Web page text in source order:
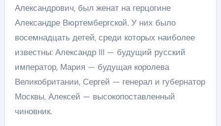
Александрович, был женат на герцогине
Александре Вюртембергской. У них было
восемнадцать детей, среди которых наиболее
известны: Александр III — будущий русский
император, Мария — будущая королева
Великобритании, Сергей — генерал и губернатор
Москвы, Алексей — высокопоставленный
чиновник.